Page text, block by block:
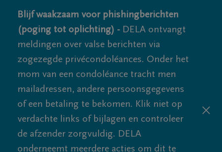
Blijf waakzaam voor phishingberichten
(poging tot oplichting) - DELA ontvangt
meldingen over valse berichten via
zogezegde privécondoléances. Onder het
mom van een condoléance tracht men
mailadressen, andere persoonsgegevens
of een betaling te bekomen. Klik niet op
verdachte links of bijlagen en controleer
de afzender zorgvuldig. DELA
onderneemt meerdere acties om dit te